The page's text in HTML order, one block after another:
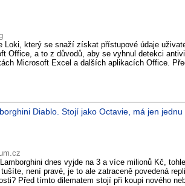
Loki, který se snaží získat přístupové údaje
Office, a to z důvodů, aby se vyhnul detekci
Microsoft Excel a dalších aplikacích Office.
Diablo. Stojí jako Octavie, má jen
dnes vyjde na 3 a více milionů Kč,
není pravé, je to ale zatraceně povedená
Před tímto dilematem stojí při koupi nového